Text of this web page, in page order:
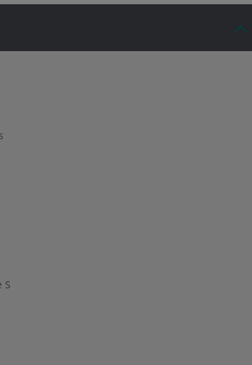
S